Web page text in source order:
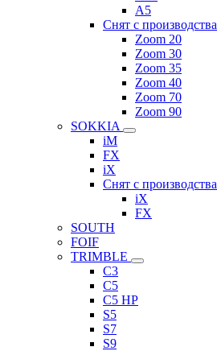
A5
Снят с производства
Zoom 20
Zoom 30
Zoom 35
Zoom 40
Zoom 70
Zoom 90
SOKKIA
iM
FX
iX
Снят с производства
iX
FX
SOUTH
FOIF
TRIMBLE
C3
C5
C5 HP
S5
S7
S9